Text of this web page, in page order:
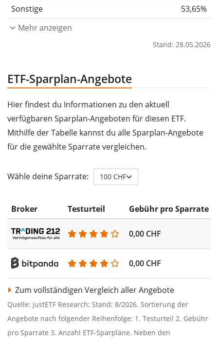
Sonstige
53,65%
Mehr anzeigen
Stand: 28.05.2026
ETF-Sparplan-Angebote
Hier findest du Informationen zu den aktuell
verfügbaren Sparplan-Angeboten für diesen ETF.
Mithilfe der Tabelle kannst du alle Sparplan-Angebote
für die gewählte Sparrate vergleichen.
Wähle deine Sparrate: 100 CHF
Broker Testurteil Gebühr pro Sparrate
0,00 CHF
0,00 CHF
Zum vollständigen Vergleich aller Angebote
Quelle: justETF Research; Stand: 8/2026. Sortierung der
Angebote nach folgender Reihenfolge: 1. Testurteil 2. Gebühr
pro Sparrate 3. Anzahl ETF-Sparpläne. Neben den